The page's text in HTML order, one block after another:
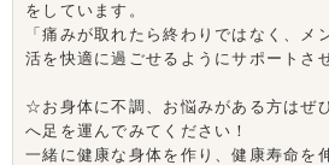
をしています。
「痛みが取れたら終わりではなく、メ
活を快適に過ごせるようにサポートさ
☆お身体に不調、お悩みがある方はぜ
へ足を運んでみてください！
一緒に健康な身体を作り、健康寿命を